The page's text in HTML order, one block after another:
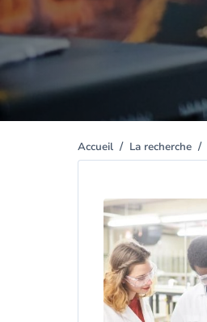
You
Accueil La recherche
Image